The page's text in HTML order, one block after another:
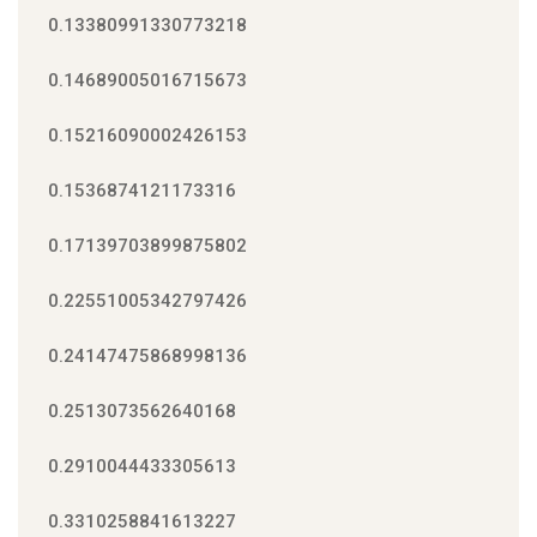
0.13380991330773218
0.14689005016715673
0.15216090002426153
0.1536874121173316
0.17139703899875802
0.22551005342797426
0.24147475868998136
0.2513073562640168
0.2910044433305613
0.3310258841613227